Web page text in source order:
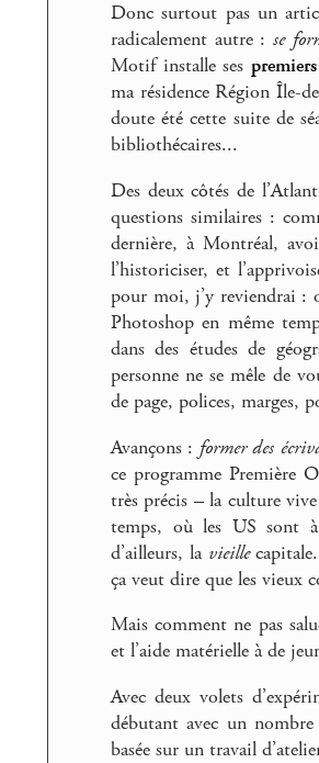
Donc surtout pas un
radicalement autre : se
Motif installe ses
ma résidence Région Île-
doute été cette suite de
bibliothécaires...
Des deux côtés de
questions similaires :
dernière, à Montréal,
l’historiciser, et
pour moi, j’y reviendrai :
Photoshop en même
dans des études de
personne ne se mêle de
de page, polices, marges,
Avançons : former des
ce programme Première
très précis – la culture
temps, où les US sont
d’ailleurs, la vieille
ça veut dire que les vieux
Mais comment ne pas
et l’aide matérielle à de
Avec deux volets
débutant avec un
basée sur un travail